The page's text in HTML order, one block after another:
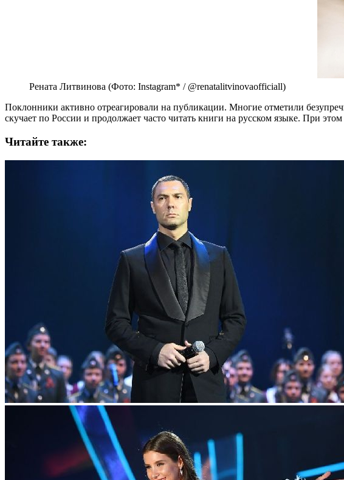
Рената Литвинова (Фото: Instagram* / @renatalitvinovaofficiall)
Поклонники активно отреагировали на публикации. Многие отметили
скучает по России и продолжает часто читать книги на русском языке. При
Читайте также: